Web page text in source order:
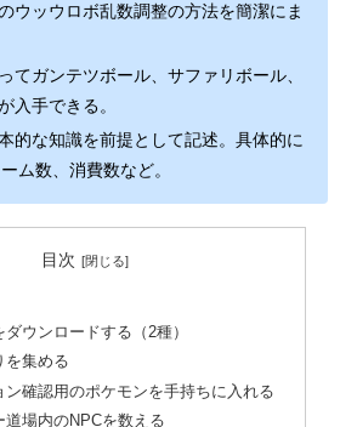
ウッウロボ乱数調整の方法を簡潔にま
てガンテツボール、サファリボール、
入手できる。
的な知識を前提として記述。具体的に
ム数、消費数など。
目次
ウンロードする（2種）
を集める
ン確認用のポケモンを手持ちに入れる
道場内のNPCを数える